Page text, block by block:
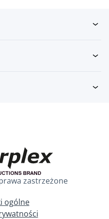
zastrzeżone
ogólne